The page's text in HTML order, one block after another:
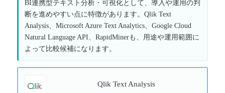
BI連携型テキスト分析・可視化として、導入や運用の判
断を進めやすい点に特徴があります。Qlik Text
Analysis、Microsoft Azure Text Analytics、Google Cloud
Natural Language API、RapidMinerも、用途や運用範囲に
よって比較候補になります。
Qlik Text Analysis